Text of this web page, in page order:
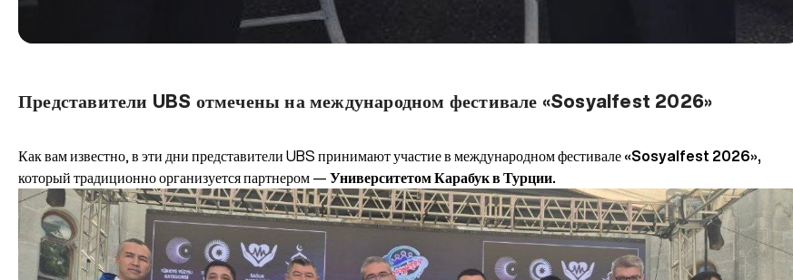
Представители UBS отмечены на международном фестивале «Sosyalfest 2026»
Как вам известно, в эти дни представители UBS принимают участие в международном фестивале «Sosyalfest 2026»,
который традиционно организуется партнером — Университетом Карабук в Турции.